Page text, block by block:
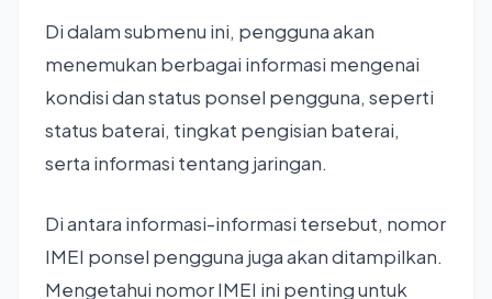
Di dalam submenu ini, pengguna akan
menemukan berbagai informasi mengenai
kondisi dan status ponsel pengguna, seperti
status baterai, tingkat pengisian baterai,
serta informasi tentang jaringan.
Di antara informasi-informasi tersebut, nomor
IMEI ponsel pengguna juga akan ditampilkan.
Mengetahui nomor IMEI ini penting untuk